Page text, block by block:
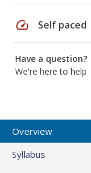
speed Self paced
Have a question?
We're here to help
Overview
Syllabus